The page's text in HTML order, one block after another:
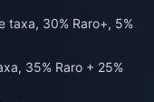
taxa, 30% Raro+, 5%
35% Raro + 25%